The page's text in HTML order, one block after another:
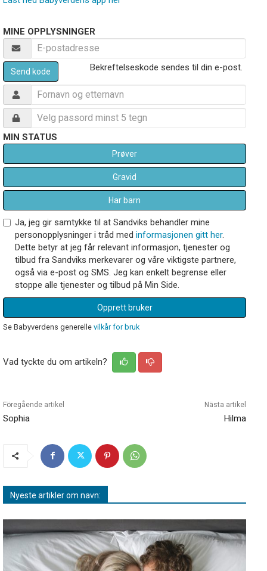
MINE OPPLYSNINGER
Send kode Bekreftelseskode sendes til din e-post.
MIN STATUS
Prøver
Gravid
Har barn
Ja, jeg gir samtykke til at Sandviks behandler mine
personopplysninger i tråd med informasjonen gitt her.
Dette betyr at jeg får relevant informasjon, tjenester og
tilbud fra Sandviks merkevarer og våre viktigste partnere,
også via e-post og SMS. Jeg kan enkelt begrense eller
stoppe alle tjenester og tilbud på Min Side.
Opprett bruker
Se Babyverdens generelle vilkår for bruk
Vad tyckte du om artikeln?
Föregående artikel
Sophia
Nästa artikel
Hilma
Nyeste artikler om navn: